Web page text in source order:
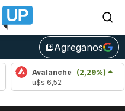
library_addAgreganos
Avalanche (2,29%)